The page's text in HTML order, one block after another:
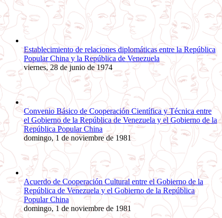
Establecimiento de relaciones diplomáticas entre la República
Popular China y la República de Venezuela
viernes, 28 de junio de 1974
Convenio Básico de Cooperación Científica y Técnica entre
el Gobierno de la República de Venezuela y el Gobierno de la
República Popular China
domingo, 1 de noviembre de 1981
Acuerdo de Cooperación Cultural entre el Gobierno de la
República de Venezuela y el Gobierno de la República
Popular China
domingo, 1 de noviembre de 1981